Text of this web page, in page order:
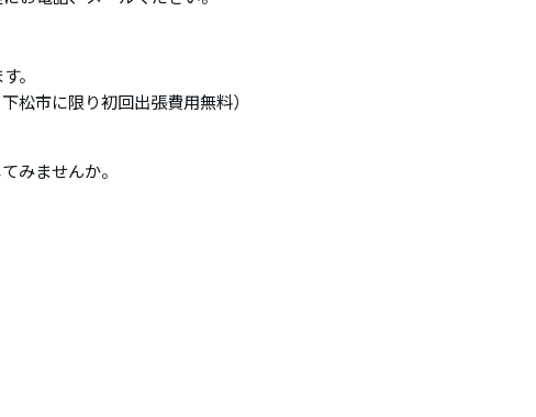
。
松市に限り初回出張費用無料）
みませんか。